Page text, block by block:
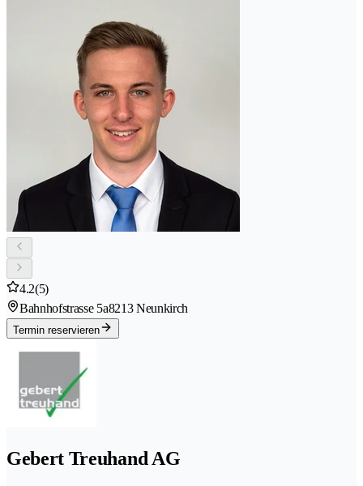
4.2(5)
Bahnhofstrasse 5a8213 Neunkirch
Termin reservieren
Gebert Treuhand AG